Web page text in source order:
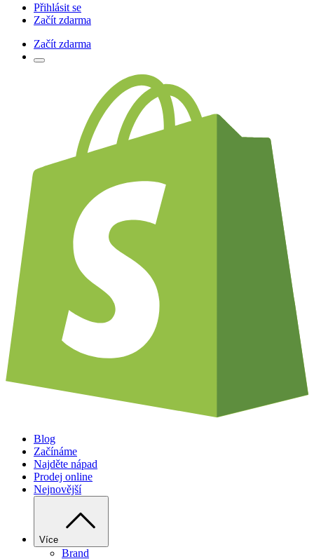
Přihlásit se
Začít zdarma
Začít zdarma
Blog
Začínáme
Najděte nápad
Prodej online
Nejnovější
Více
Brand